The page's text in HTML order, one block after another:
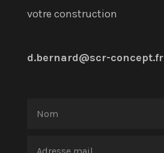
votre construction
d.bernard@scr-concept.fr